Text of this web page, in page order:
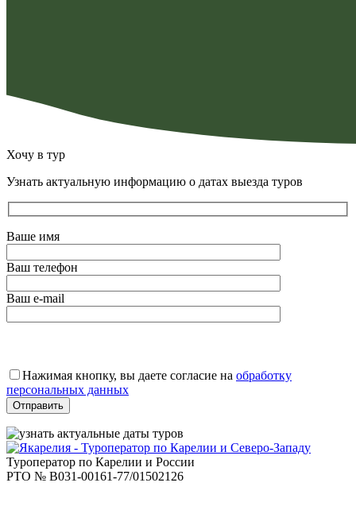
Хочу в тур
Узнать актуальную информацию о датах выезда туров
Ваше имя
Ваш телефон
Ваш e-mail
это
поле
пустым.
Нажимая кнопку, вы даете согласие на обработку
персональных данных
Туроператор по Карелии и России
РТО № В031-00161-77/01502126